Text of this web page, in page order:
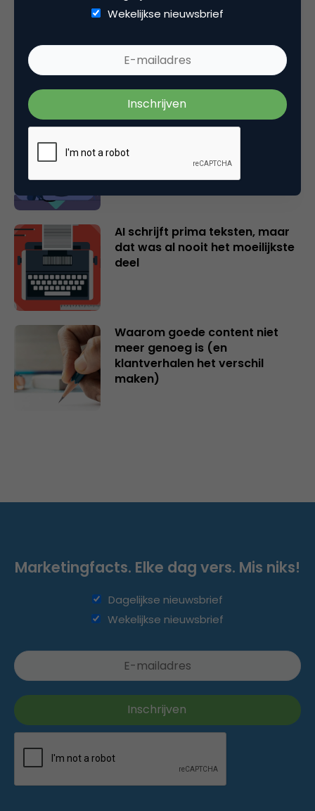
of voor verschraling?
Je huurt een creator in voor het
instinct. Laat het dan ook
AI schrijft prima teksten, maar
dat was al nooit het moeilijkste
deel
Waarom goede content niet
meer genoeg is (en
klantverhalen het verschil
maken)
Wekelijkse nieuwsbrief
Marketingfacts. Elke dag vers. Mis niks!
Dagelijkse nieuwsbrief
Wekelijkse nieuwsbrief